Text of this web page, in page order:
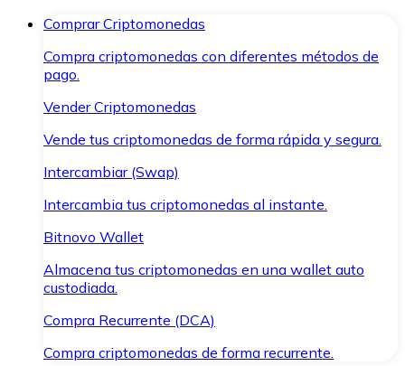
Comprar Criptomonedas
Compra criptomonedas con diferentes métodos de
pago.
Vender Criptomonedas
Vende tus criptomonedas de forma rápida y segura.
Intercambiar (Swap)
Intercambia tus criptomonedas al instante.
Bitnovo Wallet
Almacena tus criptomonedas en una wallet auto
custodiada.
Compra Recurrente (DCA)
Compra criptomonedas de forma recurrente.